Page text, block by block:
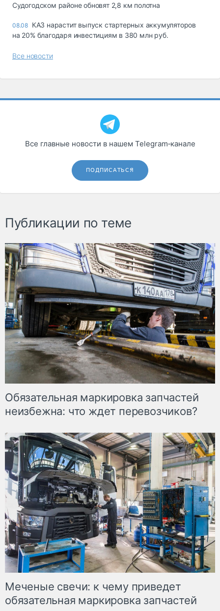
Судогодском районе обновят 2,8 км полотна
08.08 КАЗ нарастит выпуск стартерных аккумуляторов
на 20% благодаря инвестициям в 380 млн руб.
Все новости
Все главные новости в нашем Telegram‑канале
ПОДПИСАТЬСЯ
Публикации по теме
Обязательная маркировка запчастей
неизбежна: что ждет перевозчиков?
Меченые свечи: к чему приведет
обязательная маркировка запчастей